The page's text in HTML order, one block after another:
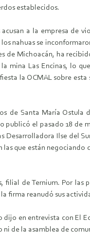
establecidos.
a la empresa de
nahuas se
de Michoacán, ha
mina Las Encinas, lo
la OCMAL sobre
de Santa María Ostula
publicó el pasado 18 de
Ilse del
las que están
filial de Ternium. Por las
firma reanudó sus
en entrevista con El
de la asamblea de